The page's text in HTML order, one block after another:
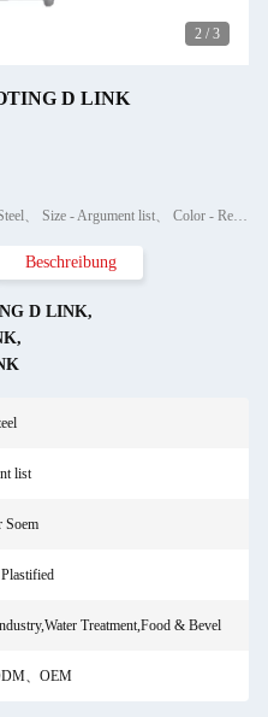
2 / 3
D LINK
Minimum Order Quantity: Material - Alloy Steel、 Size - Argument list、 Color - Red or OEM、 Surface finish - Powder Plastified、 Application - Heavy Industry,Water Treatment,Food & Bevel、 Production Method - BM、ODM、OEM
Beschreibung
D LINK,
,
list
Soem
Treatment,Food & Bevel
、OEM